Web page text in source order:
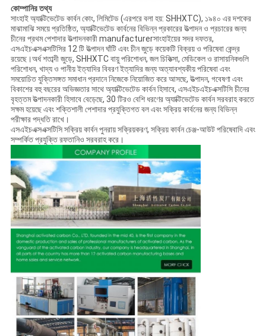
কোম্পানির তথ্য
সাংহাই অ্যাক্টিভেটেড কার্বন কোং, লিমিটেড (এরপরে বলা হয়: SHHXTC), ১৯৪০ এর দশকের
মাঝামাঝি সময়ে প্রতিষ্ঠিত, অ্যাক্টিভেটেড কার্বনের বিভিন্ন প্রকারের উত্পাদন ও প্রচারের জন্য
চীনের প্রথম পেশাদার উত্পাদনকারী manufacturerসাংহাইয়ের সদর দফতর,
এসএইচএক্সএক্সটিসির 12 টি উত্পাদন ঘাঁটি এবং চীন জুড়ে কয়েকটি বিক্রয় ও পরিষেবা কেন্দ্র
রয়েছে।অর্ধ শতাব্দী জুড়ে, SHHXTC বায়ু পরিশোধন, জল চিকিত্সা, মেডিকেল ও রাসায়নিকগুলি
পরিশোধন, খাদ্য ও পানীয় ইত্যাদির বিবরণ ইত্যাদির জন্য অত্যাবশ্যকীয় পরিষেবা এবং
সময়োচিত যুক্তিসঙ্গত সমাধান প্রদানে নিজেকে নিয়োজিত করে আসছে, উত্পাদন, গবেষণা এবং
বিকাশের বহু বছরের অভিজ্ঞতার সাথে অ্যাক্টিভেটেড কার্বন হিসাবে, এসএইচএইচএক্সটিসি চীনের
বৃহত্তম উত্পাদনকারী হিসাবে বেড়েছে, 30 টিরও বেশি ধরণের অ্যাক্টিভেটেড কার্বন সরবরাহ করতে
সক্ষম হয়েছে এবং শক্তিশালী পেশাদার প্রযুক্তিগত বল এবং সক্রিয় কার্বনের জন্য বিভিন্ন
পরীক্ষার পদ্ধতি রাখে।
এসএইচএক্সএক্সটিসি সক্রিয় কার্বন পুনরায় সক্রিয়করণ, সক্রিয় কার্বন চেঞ্জ-আউট পরিষেবাদি এবং
সম্পর্কিত প্রযুক্তি রফতানিও সরবরাহ করে।